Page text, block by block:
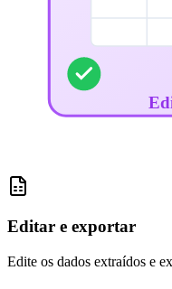
Editar e exportar
Edite os dados extraídos e